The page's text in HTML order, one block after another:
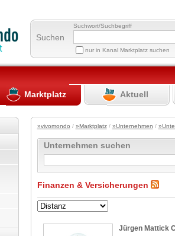
Suchen
Suchwort/Suchbegriff
nur in Kanal Marktplatz suchen
Marktplatz Aktuell
»vivomondo / »Marktplatz/ »Unternehmen /
Unternehmen suchen
Finanzen & Versicherungen
Jürgen Mattick